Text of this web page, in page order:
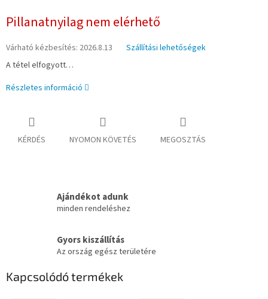
Pillanatnyilag nem elérhető
Várható kézbesítés: 2026.8.13
Szállítási lehetőségek
A tétel elfogyott…
Részletes információ
KÉRDÉS NYOMON KÖVETÉS MEGOSZTÁS
Ajándékot adunk
minden rendeléshez
Gyors kiszállítás
Az ország egész területére
Kapcsolódó termékek